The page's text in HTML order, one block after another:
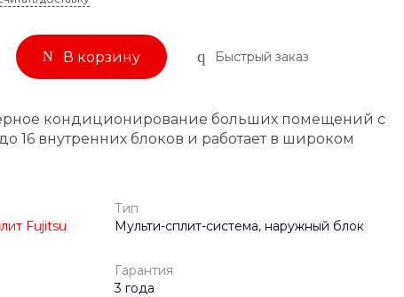
В корзину Быстрый заказ
кондиционирование больших помещений с
16 внутренних блоков и работает в широком
Fujitsu
Тип
Мульти-сплит-система, наружный блок
Гарантия
3 года